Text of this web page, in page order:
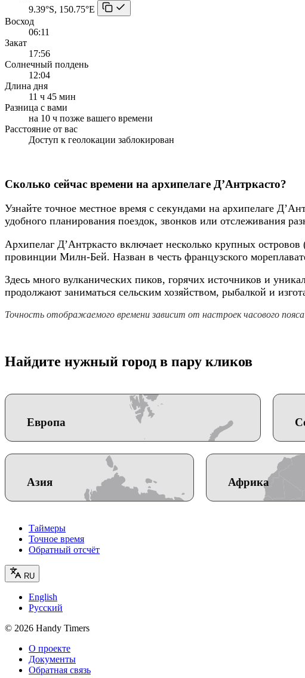
9.39°S, 150.75°E
Восход
06:11
Закат
17:56
Солнечный полдень
12:04
Длина дня
11 ч 45 мин
Разница с вами
на 10 ч позже вашего времени
Расстояние от вас
Доступ к геолокации заблокирован
Сколько сейчас времени на архипелаге Д’Антркасто?
Узнайте точное местное время с секундами на архипелаге
удобного планирования поездок, звонков или отслеживания
Архипелаг Д’Антркасто включает несколько крупных
провинции Милн-Бей. Назван в честь французского
Здесь много вулканических пиков, горячих источников и
продолжают заниматься сельским хозяйством, рыбалкой и
Точность отображаемого времени зависит от настроек часового
Найдите нужный город в пару кликов
Европа
Азия Африка
Таймеры
Точное время
Обратный отсчёт
RU
English
Русский
© 2026 Handy Timers
О проекте
Документы
Обратная связь